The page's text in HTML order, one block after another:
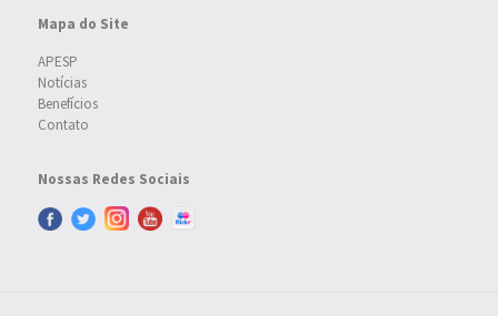
Mapa do Site
APESP
Notícias
Benefícios
Contato
Nossas Redes Sociais